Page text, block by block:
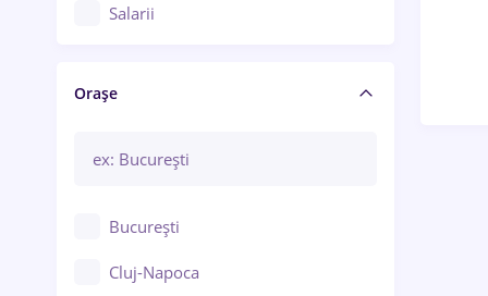
Salarii
Orașe
București
Cluj-Napoca